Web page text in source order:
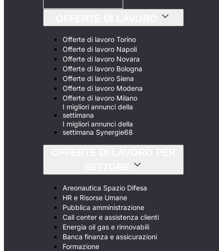
Offerte di lavoro Torino
Offerte di lavoro Napoli
Offerte di lavoro Novara
Offerte di lavoro Bologna
Offerte di lavoro Siena
Offerte di lavoro Modena
Offerte di lavoro Milano
I migliori annunci della
settimana
I migliori annunci della
settimana Synergie68
Areonautica Spazio Difesa
HR e Risorse Umane
Pubblica amministrazione
Call center e assistenza clienti
Energia oil gas e rinnovabili
Banca finanza e assicurazioni
Formazione